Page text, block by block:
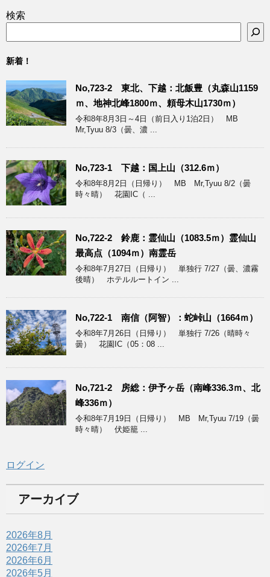
検索
新着！
No,723-2 東北、下越：北飯豊（丸森山1159
ｍ、地神北峰1800ｍ、頼母木山1730ｍ）
令和8年8月3日～4日（前日入り1泊2日） MB
Mr,Tyuu 8/3（曇、濃 ...
No,723-1 下越：国上山（312.6ｍ）
令和8年8月2日（日帰り） MB Mr,Tyuu 8/2（曇
時々晴） 花園IC（ ...
No,722-2 鈴鹿：霊仙山（1083.5ｍ）霊仙山
最高点（1094ｍ）南霊岳
令和8年7月27日（日帰り） 単独行 7/27（曇、濃霧
後晴） ホテルルートイン ...
No,722-1 南信（阿智）：蛇峠山（1664ｍ）
令和8年7月26日（日帰り） 単独行 7/26（晴時々
曇） 花園IC（05：08 ...
No,721-2 房総：伊予ヶ岳（南峰336.3ｍ、北
峰336ｍ）
令和8年7月19日（日帰り） MB Mr,Tyuu 7/19（曇
時々晴） 伏姫籠 ...
ログイン
アーカイブ
2026年8月
2026年7月
2026年6月
2026年5月